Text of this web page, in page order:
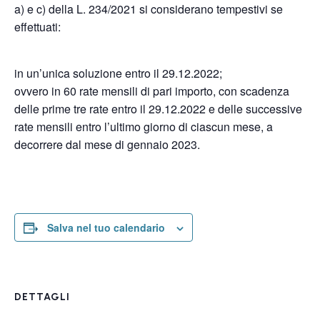
a) e c) della L. 234/2021 si considerano tempestivi se
effettuati:
in un’unica soluzione entro il 29.12.2022;
ovvero in 60 rate mensili di pari importo, con scadenza
delle prime tre rate entro il 29.12.2022 e delle successive
rate mensili entro l’ultimo giorno di ciascun mese, a
decorrere dal mese di gennaio 2023.
Salva nel tuo calendario
DETTAGLI